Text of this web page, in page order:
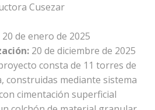
Cusezar
20 de enero de 2025
20 de diciembre de 2025
consta de 11 torres de
construidas mediante sistema
cimentación superficial